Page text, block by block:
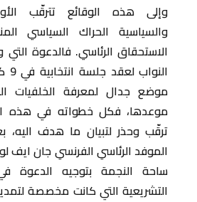
وإلى هذه الوقائع تترقّب
والسياسية الحراك السياسي
الاستحقاق الرئاسي. فالدعوة
موضع جدال لمعرفة الخلفيات
موعدها، فكل خطواته في هذه
ترقّب وحذر لتبيان ما هدف
الموفد الرئاسي الفرنسي جان ايف
ساحة النجمة بتوجيه الدعوة
التشريعية التي كانت مخصصة